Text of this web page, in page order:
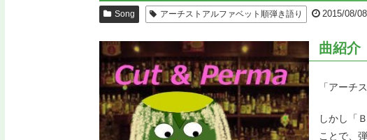
Song アーチストアルファベット順弾き語り 2015/08/08
曲紹介
「アーチ
しかし「
ことで、